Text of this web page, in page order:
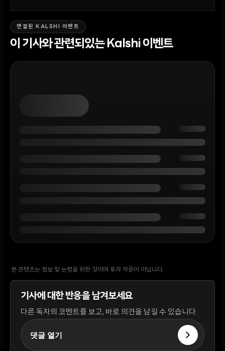
연결된 KALSHI 이벤트
이 기사와 관련되있는 Kalshi 이벤트
본 콘텐츠는 정보 및 논평을 위한 것이며 투자 자문이 아닙니다.
기사에 대한 반응을 남겨보세요
다른 독자의 코멘트를 보고, 바로 의견을 남길 수 있습니다.
댓글 열기